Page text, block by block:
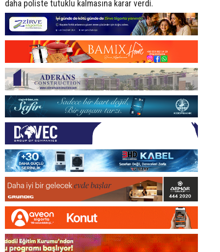
daha poliste tutuklu kalmasına karar verdi.